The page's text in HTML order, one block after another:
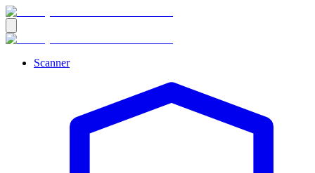
Scanner